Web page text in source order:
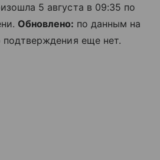
5 августа в 09:35 по
Обновлено: по данным на
подтверждения еще нет.